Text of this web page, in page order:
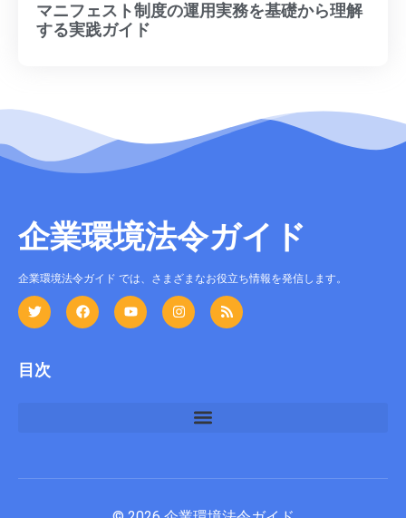
マニフェスト制度の運用実務を基礎から理解
する実践ガイド
企業環境法令ガイド
企業環境法令ガイド では、さまざまなお役立ち情報を発信します。
目次